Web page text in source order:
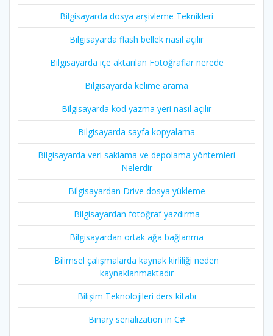
Bilgisayarda dosya arşivleme Teknikleri
Bilgisayarda flash bellek nasıl açılır
Bilgisayarda içe aktarılan Fotoğraflar nerede
Bilgisayarda kelime arama
Bilgisayarda kod yazma yeri nasıl açılır
Bilgisayarda sayfa kopyalama
Bilgisayarda veri saklama ve depolama yöntemleri
Nelerdir
Bilgisayardan Drive dosya yükleme
Bilgisayardan fotoğraf yazdırma
Bilgisayardan ortak ağa bağlanma
Bilimsel çalışmalarda kaynak kirliliği neden
kaynaklanmaktadır
Bilişim Teknolojileri ders kitabı
Binary serialization in C#